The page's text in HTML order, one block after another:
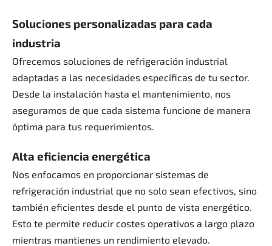
Soluciones personalizadas para cada
industria
Ofrecemos soluciones de refrigeración industrial
adaptadas a las necesidades específicas de tu sector.
Desde la instalación hasta el mantenimiento, nos
aseguramos de que cada sistema funcione de manera
óptima para tus requerimientos.
Alta eficiencia energética
Nos enfocamos en proporcionar sistemas de
refrigeración industrial que no solo sean efectivos, sino
también eficientes desde el punto de vista energético.
Esto te permite reducir costes operativos a largo plazo
mientras mantienes un rendimiento elevado.